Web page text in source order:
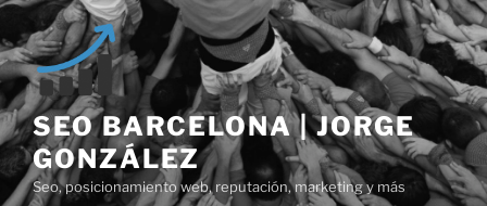
Saltar
al
contenido
SEO BARCELONA | JORGE
GONZÁLEZ
Seo, posicionamiento web, reputación, marketing y más